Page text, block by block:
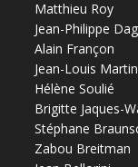
Matthieu Roy
Jean-Philippe
Alain Françon
Jean-Louis
Hélène Soulié
Brigitte Jaques-
Stéphane
Zabou Breitman